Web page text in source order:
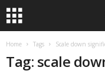
Home Tags Scale down
Tag: scale